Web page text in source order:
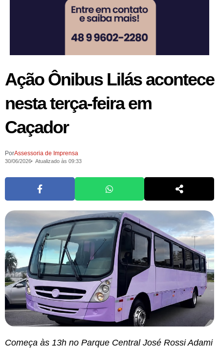
Ação Ônibus Lilás acontece
nesta terça-feira em
Caçador
PorAssessoria de Imprensa
30/06/2026 Atualizado às 09:33
Começa às 13h no Parque Central José Rossi Adami